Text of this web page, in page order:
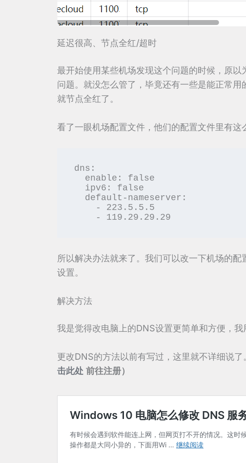
延迟很高、节点全红/超时
最开始使用某些机场发现这个问题的时候，原
问题。就没怎么管了，毕竟还有一些是能正常
就节点全红了。
看了一眼机场配置文件，他们的配置文件里有这
dns:
    - 119.29.29.29
所以解决办法就来了。我们可以改一下机场的
设置。
解决方法
我是觉得改电脑上的DNS设置更简单和方便，我
更改DNS的方法以前有写过，这里就不详细说了
击此处 前往注册）